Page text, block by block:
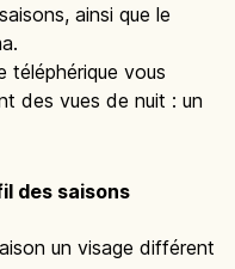
ainsi que le
téléphérique vous
des vues de nuit : un
des saisons
un visage différent